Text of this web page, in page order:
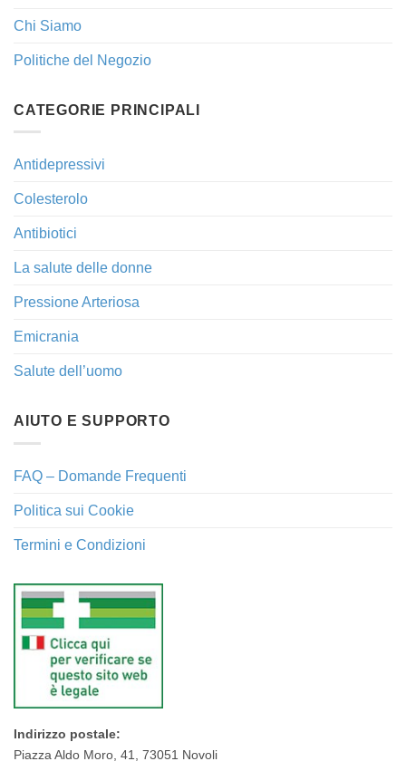
Chi Siamo
Politiche del Negozio
CATEGORIE PRINCIPALI
Antidepressivi
Colesterolo
Antibiotici
La salute delle donne
Pressione Arteriosa
Emicrania
Salute dell’uomo
AIUTO E SUPPORTO
FAQ – Domande Frequenti
Politica sui Cookie
Termini e Condizioni
Indirizzo postale:
Piazza Aldo Moro, 41, 73051 Novoli